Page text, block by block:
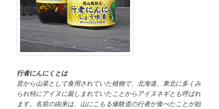
行者にんにくとは
昔から山菜として食用されていた植物で、北海道、東北に多くみ
られ特にアイヌに親しまれていたことからアイヌネギとも呼ばれ
ます。名前の由来は、山にこもる修験道の行者が食べたことが始